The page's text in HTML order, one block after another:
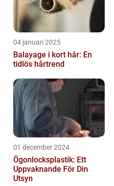
04 januari 2025
Balayage i kort hår: En
tidlös hårtrend
01 december 2024
Ögonlocksplastik: Ett
Uppvaknande För Din
Utsyn